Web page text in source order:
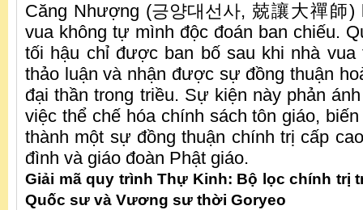
Căng Nhượng (긍양대선사, 兢讓大禪師
vua không tự mình độc đoán ban chiếu.
tối hậu chỉ được ban bố sau khi nhà vua
thảo luận và nhận được sự đồng thuận
đại thần trong triều. Sự kiện này phản
việc thể chế hóa chính sách tôn giáo,
thành một sự đồng thuận chính trị cấp
đình và giáo đoàn Phật giáo.
Giải mã quy trình Thự Kinh: Bộ lọc chính trị
Quốc sư và Vương sư thời Goryeo